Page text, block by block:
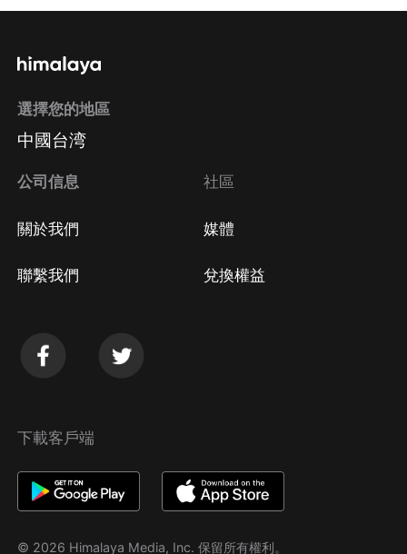
選擇您的地區
中國台湾
公司信息
關於我們
聯繫我們
社區
媒體
兌換權益
下載客戶端
© 2026 Himalaya Media, Inc. 保留所有權利。